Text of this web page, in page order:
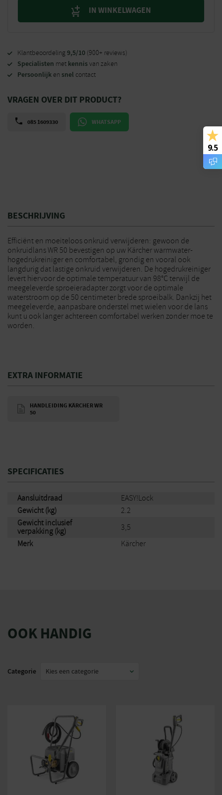
IN WINKELWAGEN
Klantbeoordeling9,5/10 (900+ reviews)
Specialisten met kennisvan zaken
Persoonlijk en snel contact
VRAGEN OVER DIT PRODUCT?
085 1609330 WHATSAPP
BESCHRIJVING
Efficiënt en moeiteloos onkruid verwijderen: gewoon de
onkruidlans WR 50 bevestigen op uw Kärcher warmwater-
hogedrukreiniger en comfortabel, grondig en vooral ook
langdurig dat lastige onkruid verwijderen. De hogedrukreiniger
levert hiervoor de optimale temperatuur van 98°C terwijl de
meegeleverde sproeieradapter zorgt voor de optimale
waterstroom op de 50 centimeter brede sproeibalk. Dankzij het
meegeleverde, aanpasbare onderstel met wielen voor de lans
kunt u ook langer achtereen comfortabel werken zonder moe te
worden.
EXTRA INFORMATIE
HANDLEIDING KÄRCHER WR
50
SPECIFICATIES
Aansluitdraad
EASY!Lock
Gewicht (kg)
2.2
Gewicht inclusief
verpakking (kg)
3,5
Merk
Kärcher
OOK HANDIG
Categorie
9.5